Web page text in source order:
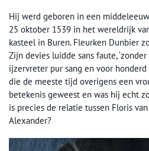
Hij werd geboren in een
25 oktober 1539 in het wereldrijk
kasteel in Buren. Fleurken Dunbier
Zijn devies luidde sans faute, ‘zonder
ijzervreter pur sang en voor
die de meeste tijd overigens een
betekenis geweest en was hij echt
is precies de relatie tussen Floris
Alexander?